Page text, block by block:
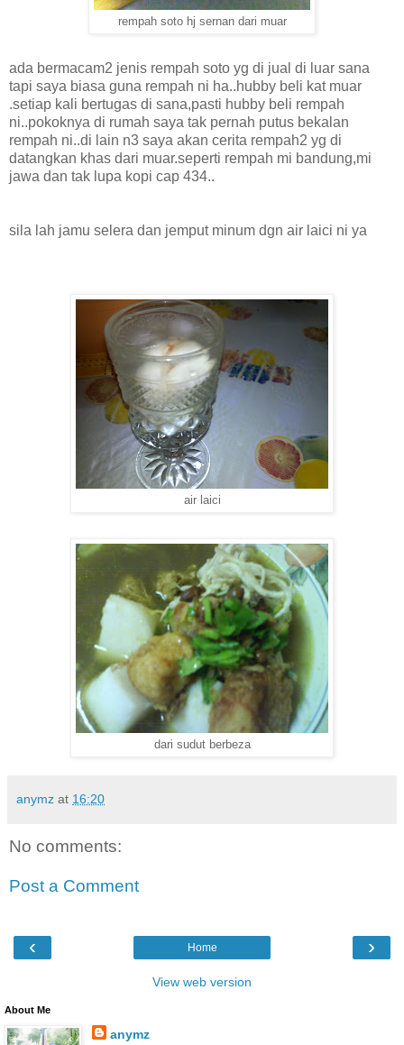
rempah soto hj sernan dari muar
ada bermacam2 jenis rempah soto yg di jual di luar sana
tapi saya biasa guna rempah ni ha..hubby beli kat muar
.setiap kali bertugas di sana,pasti hubby beli rempah
ni..pokoknya di rumah saya tak pernah putus bekalan
rempah ni..di lain n3 saya akan cerita rempah2 yg di
datangkan khas dari muar.seperti rempah mi bandung,mi
jawa dan tak lupa kopi cap 434..
sila lah jamu selera dan jemput minum dgn air laici ni ya
air laici
dari sudut berbeza
anymz at 16:20
No comments:
Post a Comment
‹ ›
Home
View web version
About Me
anymz